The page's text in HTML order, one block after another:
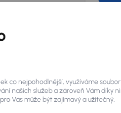
AURES
co nejpohodlnější, využíváme
našich služeb a zároveň Vám díky
Vás může být zajímavý a užitečný.